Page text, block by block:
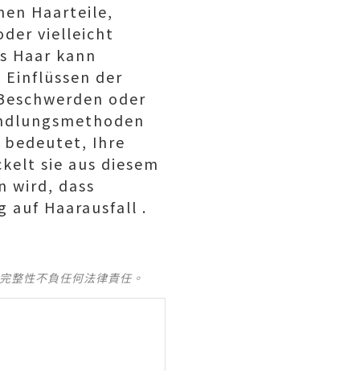
Haarteile,
vielleicht
Haar kann
der
oder
bedeutet, Ihre
sie aus diesem
wird, dass
auf Haarausfall .
整性不負任何法律責任。